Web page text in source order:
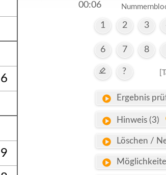
6
9
00:07
1 2 3
6 7 8
?
Ergebnis
Hinweis (3)
Löschen /